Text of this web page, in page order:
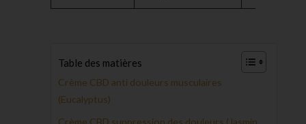
Table des matières
Crème CBD anti douleurs musculaires
(Eucalyptus)